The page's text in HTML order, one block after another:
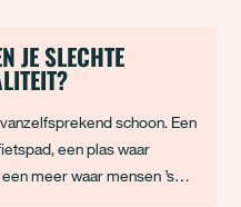
JE SLECHTE
schoon. Een
een plas waar
meer waar mensen ’s